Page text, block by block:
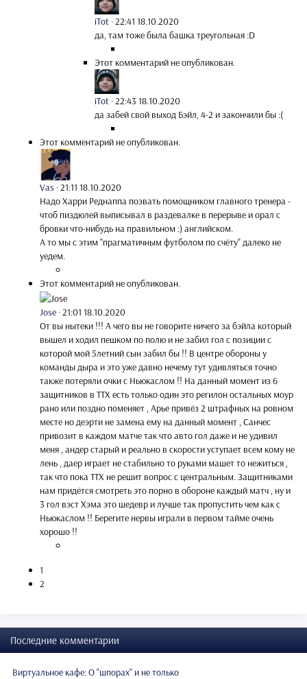
iTot ·22:41 18.10.2020
да, там тоже была башка треугольная :D
Этот комментарий не опубликован.
iTot ·22:43 18.10.2020
да забей свой выход Бэйл, 4-2 и закончили бы :(
Этот комментарий не опубликован.
Vas ·21:11 18.10.2020
Надо Харри Реднаппа позвать помощником главного тренера -
чтоб пиздюлей выписывал в раздевалке в перерыве и орал с
бровки что-нибудь на правильном :) английском.
А то мы с этим "прагматичным футболом по счёту" далеко не
уедем.
Этот комментарий не опубликован.
Jose ·21:01 18.10.2020
От вы нытеки !!! А чего вы не говорите ничего за бэйла который
вышел и ходил пешком по полю и не забил гол с позиции с
которой мой 5летний сын забил бы !! В центре обороны у
команды дыра и это уже давно нечему тут удивляться точно
также потеряли очки с Ньюкаслом !! На данный момент из 6
защитников в ТТХ есть только один это регилон остальных моур
рано или поздно поменяет , Арье привёз 2 штрафных на ровном
месте но деэрти не замена ему на данный момент , Санчес
привозит в каждом матче так что авто гол даже и не удивил
меня , андер старый и реально в скорости уступает всем кому не
лень , даер играет не стабильно то руками машет то нежиться ,
так что пока ТТХ не решит вопрос с центральным. Защитниками
нам придётся смотреть это порно в обороне каждый матч , ну и
3 гол вэст Хэма это шедевр и лучше так пропустить чем как с
Ньюкаслом !! Берегите нервы играли в первом тайме очень
хорошо !!
1
2
Последние комментарии
Виртуальное кафе: О "шпорах" и не только